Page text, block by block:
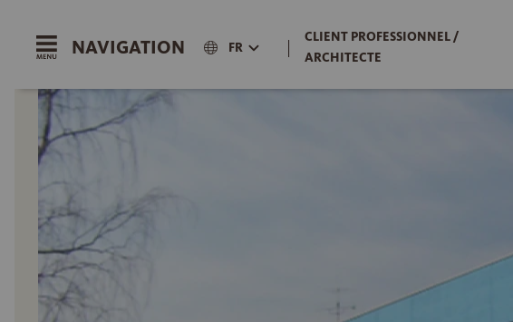
NAVIGATION FR |
CLIENT PROFESSIONNEL /
ARCHITECTE